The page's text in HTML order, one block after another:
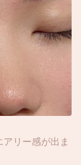
リー感が出ま